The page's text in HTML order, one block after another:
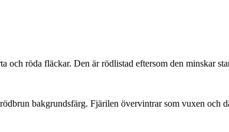
röda fläckar. Den är rödlistad eftersom den minskar
bakgrundsfärg. Fjärilen övervintrar som vuxen och